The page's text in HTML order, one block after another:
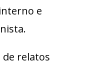
e
de relatos